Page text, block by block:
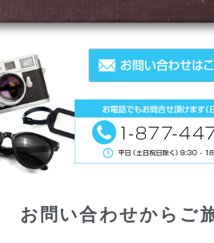
お問い合わせからご